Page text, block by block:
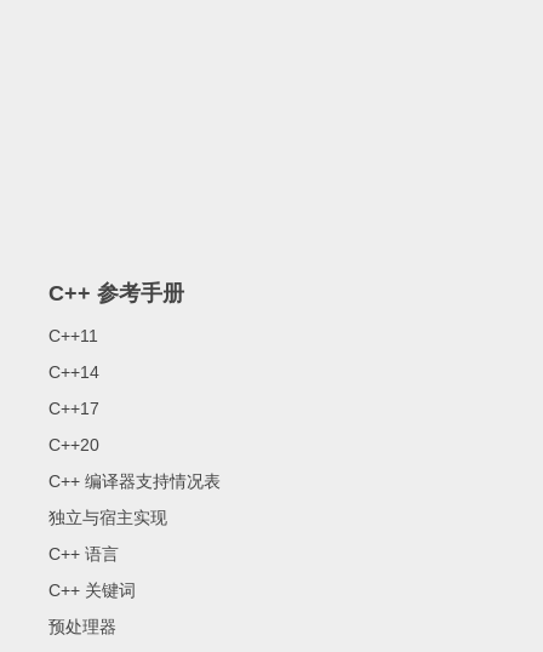
C++ 参考手册
C++11
C++14
C++17
C++20
C++ 编译器支持情况表
独立与宿主实现
C++ 语言
C++ 关键词
预处理器